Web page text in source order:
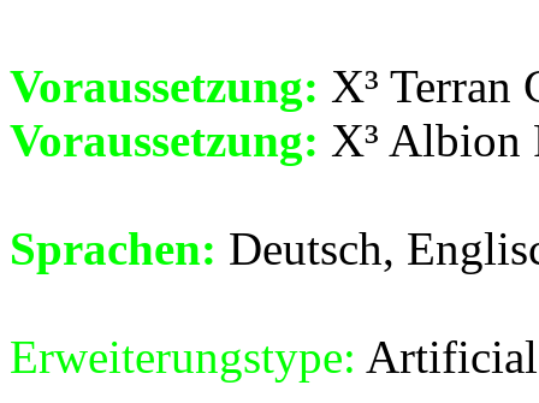
Voraussetzung: X³ Terran
Voraussetzung: X³ Albion
Sprachen: Deutsch,
Erweiterungstype: